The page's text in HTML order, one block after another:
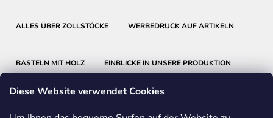
Diese Website verwendet Cookies
ALLES ÜBER ZOLLSTÖCKE WERBEDRUCK AUF ARTIKELN
BASTELN MIT HOLZ EINBLICKE IN UNSERE PRODUKTION